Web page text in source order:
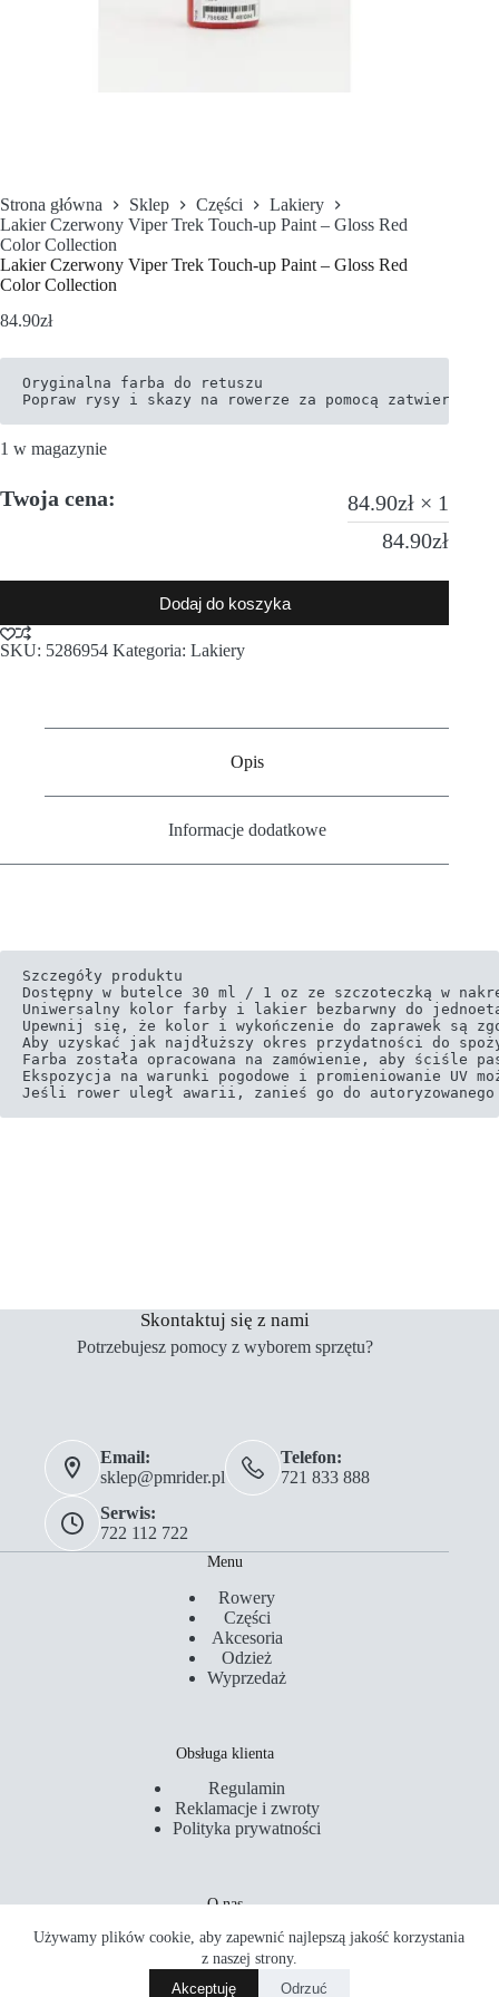
Używamy plików cookie, aby zapewnić najlepszą jakość korzystania
z naszej strony.
Akceptuję
Odrzuć
Strona główna Sklep Części
Lakiery
Lakier Czerwony Viper Trek Touch-up Paint – Gloss Red
Color Collection
Lakier Czerwony Viper Trek Touch-up Paint – Gloss Red
Color Collection
84.90zł
Oryginalna farba do retuszu
Popraw rysy i skazy na rowerze za pomocą
1 w magazynie
Twoja cena: 84.90zł × 1
84.90zł
Dodaj do koszyka
SKU: 5286954 Kategoria: Lakiery
Opis
Informacje dodatkowe
Szczegóły produktu
Dostępny w butelce 30 ml / 1 oz ze szczoteczką w
Uniwersalny kolor farby i lakier bezbarwny do
Upewnij się, że kolor i wykończenie do zaprawek są
Aby uzyskać jak najdłuższy okres przydatności do
Farba została opracowana na zamówienie, aby ściśle
Ekspozycja na warunki pogodowe i promieniowanie UV
Jeśli rower uległ awarii, zanieś go do autoryzowanego
Skontaktuj się z nami
Potrzebujesz pomocy z wyborem sprzętu?
Email:
sklep@pmrider.pl
Telefon:
721 833 888
Serwis:
722 112 722
Menu
Rowery
Części
Akcesoria
Odzież
Wyprzedaż
Obsługa klienta
Regulamin
Reklamacje i zwroty
Polityka prywatności
O nas
Kontakt
Serwis
Sklepy